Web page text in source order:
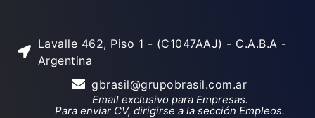
Lavalle 462, Piso 1 - (C1047AAJ) - C.A.B.A -
Argentina
gbrasil@grupobrasil.com.ar
Email exclusivo para Empresas.
Para enviar CV, dirigirse a la sección Empleos.